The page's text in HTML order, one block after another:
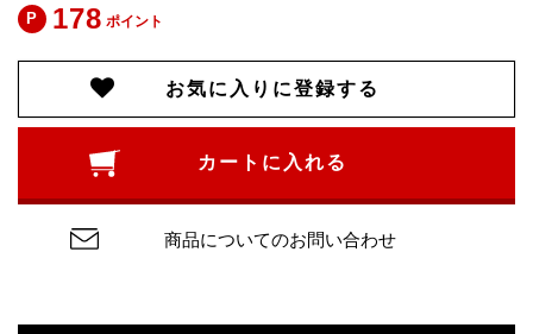
178 ポイント
お気に入りに登録する
カートに入れる
商品についてのお問い合わせ